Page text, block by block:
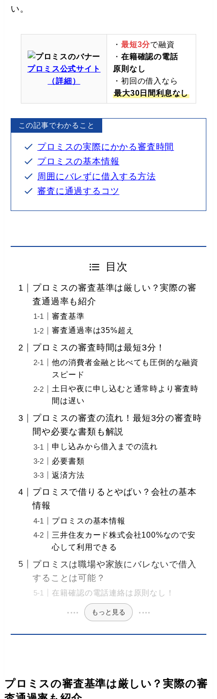
い。
プロミス公式サイト
（詳細）
・ 最短3分で融資
・ 在籍確認の電話
原則なし
・初回の借入なら
最大30日間利息なし
この記事でわかること
プロミスの実際にかかる審査時間
プロミスの基本情報
周囲にバレずに借入する方法
審査に通過するコツ
目次
プロミスの審査基準は厳しい？実際の審
査通過率も紹介
審査基準
審査通過率は35%超え
プロミスの審査時間は最短3分！
他の消費者金融と比べても圧倒的な融資
スピード
土日や夜に申し込むと通常時より審査時
間は遅い
プロミスの審査の流れ！最短3分の審査時
間や必要な書類も解説
申し込みから借入までの流れ
必要書類
返済方法
プロミスで借りるとやばい？会社の基本
情報
プロミスの基本情報
三井住友カード株式会社100%なので安
心して利用できる
プロミスは職場や家族にバレないで借入
することは可能？
在籍確認の電話連絡は原則なし！
もっと見る
プロミスの審査基準は厳しい？実際の審